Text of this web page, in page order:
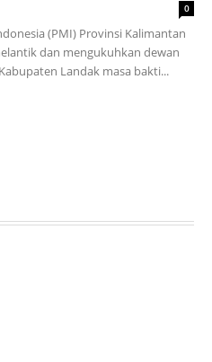
0
(PMI) Provinsi Kalimantan
dan mengukuhkan dewan
Landak masa bakti...